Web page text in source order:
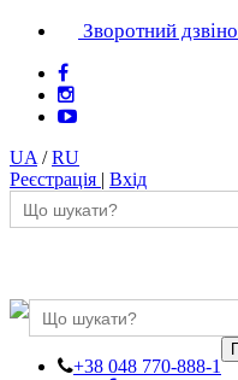
Зворотний
UA /RU
Реєстрація | Вхід
+38 048 770-888-1